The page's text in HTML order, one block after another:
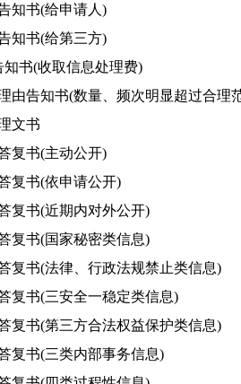
知书(给申请人)
知书(给第三方)
书(收取信息处理费)
告知书(数量、频次明显超过合理
文书
复书(主动公开)
复书(依申请公开)
复书(近期内对外公开)
复书(国家秘密类信息)
复书(法律、行政法规禁止类信息)
复书(三安全一稳定类信息)
复书(第三方合法权益保护类信息)
复书(三类内部事务信息)